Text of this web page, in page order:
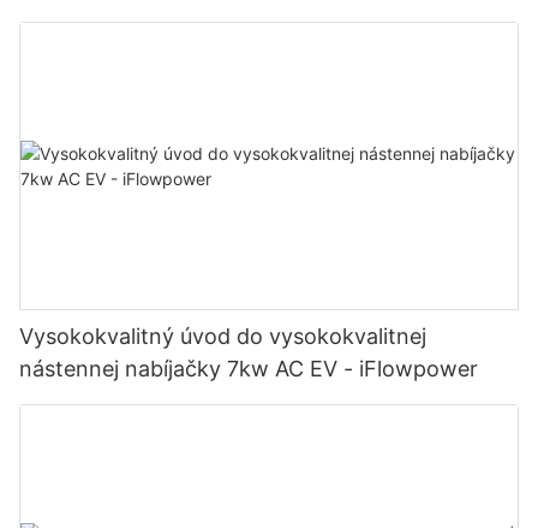
Výrobca | iFlowPower2
Vysokokvalitný úvod do vysokokvalitnej
nástennej nabíjačky 7kw AC EV - iFlowpower